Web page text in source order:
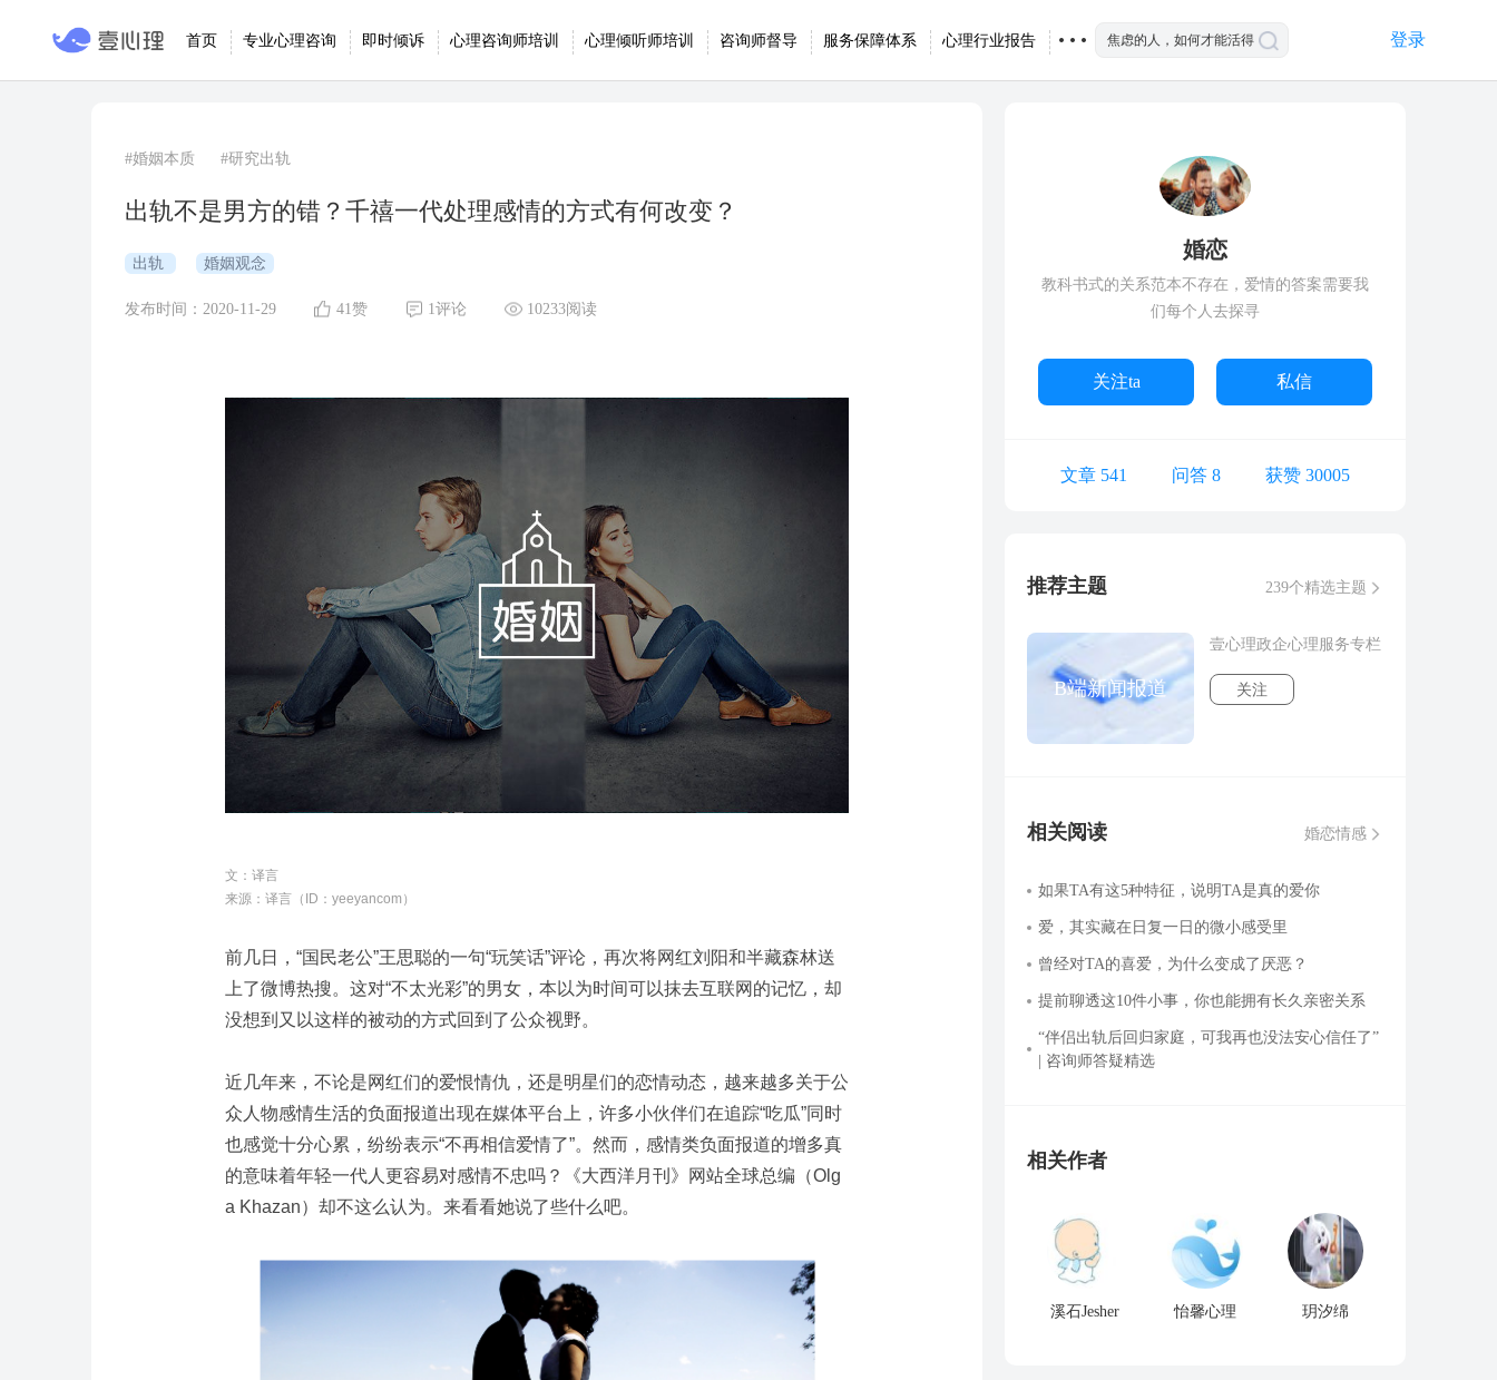
首页 专业心理咨询 即时倾诉 心理咨询师培训 心理倾听师培训 咨询师督导 服务保障体系 心理行业报告 登录
#婚姻本质 #研究出轨
出轨不是男方的错？千禧一代处理感情的方式有何改变？
出轨 婚姻观念
发布时间：2020-11-29 41赞 1评论 10233阅读
文：译言
来源：译言（ID：yeeyancom）
前几日，“国民老公”王思聪的一句“玩笑话”评论，再次将网红刘阳和半藏森林送
上了微博热搜。这对“不太光彩”的男女，本以为时间可以抹去互联网的记忆，却
没想到又以这样的被动的方式回到了公众视野。
近几年来，不论是网红们的爱恨情仇，还是明星们的恋情动态，越来越多关于公
众人物感情生活的负面报道出现在媒体平台上，许多小伙伴们在追踪“吃瓜”同时
也感觉十分心累，纷纷表示“不再相信爱情了”。然而，感情类负面报道的增多真
的意味着年轻一代人更容易对感情不忠吗？《大西洋月刊》网站全球总编（Olg
a Khazan）却不这么认为。来看看她说了些什么吧。
婚恋
教科书式的关系范本不存在，爱情的答案需要我
们每个人去探寻
关注ta 私信
文章 541 问答 8 获赞 30005
推荐主题 239个精选主题
B端新闻报道
壹心理政企心理服务专栏
关注
相关阅读 婚恋情感
如果TA有这5种特征，说明TA是真的爱你
爱，其实藏在日复一日的微小感受里
曾经对TA的喜爱，为什么变成了厌恶？
提前聊透这10件小事，你也能拥有长久亲密关系
“伴侣出轨后回归家庭，可我再也没法安心信任了”
| 咨询师答疑精选
相关作者
溪石Jesher 怡馨心理 玥汐绵